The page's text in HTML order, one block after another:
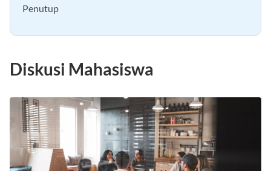
Penutup
Diskusi Mahasiswa